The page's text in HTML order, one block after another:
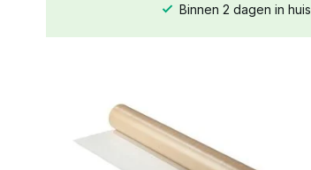
Binnen 2 dagen in huis